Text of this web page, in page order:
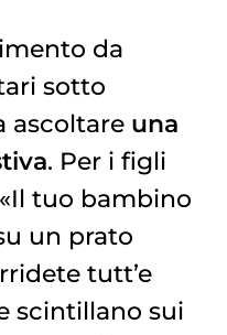
da
sotto
ascoltare una
. Per i figli
tuo bambino
un prato
tutt’e
scintillano sui